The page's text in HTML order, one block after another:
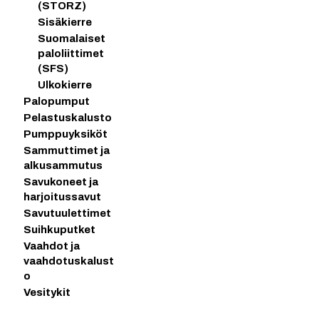
(STORZ)
Sisäkierre
Suomalaiset
paloliittimet
(SFS)
Ulkokierre
Palopumput
Pelastuskalusto
Pumppuyksiköt
Sammuttimet ja
alkusammutus
Savukoneet ja
harjoitussavut
Savutuulettimet
Suihkuputket
Vaahdot ja
vaahdotuskalust
o
Vesitykit